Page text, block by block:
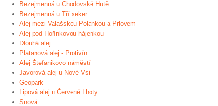
Bezejmenná u Chodovské Hutě
Bezejmenná u Tří seker
Alej mezi Valašskou Polankou a Prlovem
Alej pod Hořínkovou hájenkou
Dlouhá alej
Platanová alej - Protivín
Alej Štefanikovo náměstí
Javorová alej u Nové Vsi
Geopark
Lipová alej u Červené Lhoty
Snová